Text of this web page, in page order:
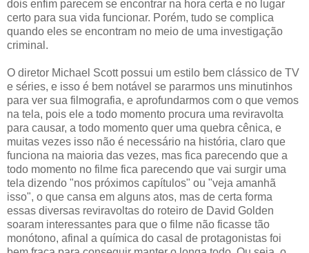
dois enfim parecem se encontrar na hora certa e no lugar
certo para sua vida funcionar. Porém, tudo se complica
quando eles se encontram no meio de uma investigação
criminal.
O diretor Michael Scott possui um estilo bem clássico de TV
e séries, e isso é bem notável se pararmos uns minutinhos
para ver sua filmografia, e aprofundarmos com o que vemos
na tela, pois ele a todo momento procura uma reviravolta
para causar, a todo momento quer uma quebra cênica, e
muitas vezes isso não é necessário na história, claro que
funciona na maioria das vezes, mas fica parecendo que a
todo momento no filme fica parecendo que vai surgir uma
tela dizendo "nos próximos capítulos" ou "veja amanhã
isso", o que cansa em alguns atos, mas de certa forma
essas diversas reviravoltas do roteiro de David Golden
soaram interessantes para que o filme não ficasse tão
monótono, afinal a química do casal de protagonistas foi